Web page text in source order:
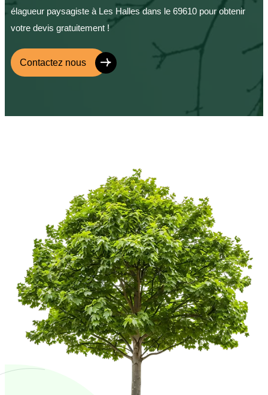
élagueur paysagiste à Les Halles dans le 69610 pour obtenir
votre devis gratuitement !
Contactez nous